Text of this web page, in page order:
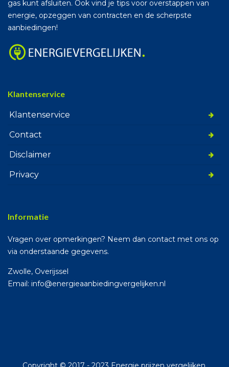
gas kunt afsluiten. Ook vind je tips voor overstappen van
energie, opzeggen van contracten en de scherpste
aanbiedingen!
Klantenservice
Klantenservice
Contact
Disclaimer
Privacy
Informatie
Vragen over opmerkingen? Neem dan contact met ons op
via onderstaande gegevens.
Zwolle, Overijssel
Email: info@energieaanbiedingvergelijken.nl